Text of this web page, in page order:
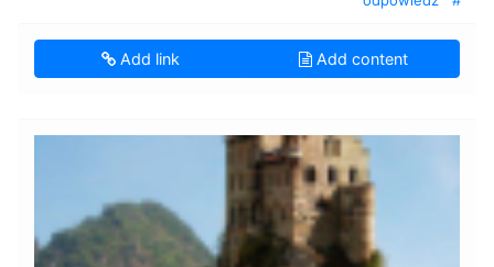
Add link Add content